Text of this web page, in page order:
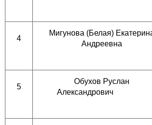
4
Мигунова (Белая)
Андреевна
5
Обухов Руслан
Александрович